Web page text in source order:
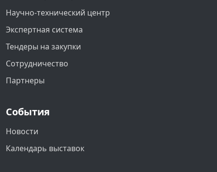
Научно-технический центр
Экспертная система
Тендеры на закупки
Сотрудничество
Партнеры
События
Новости
Календарь выставок